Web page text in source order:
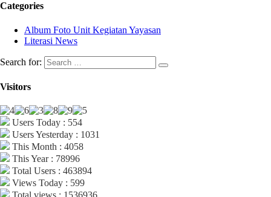
Categories
Album Foto Unit Kegiatan Yayasan
Literasi News
Search for:
Visitors
Users Today : 554
Users Yesterday : 1031
This Month : 4058
This Year : 78996
Total Users : 463894
Views Today : 599